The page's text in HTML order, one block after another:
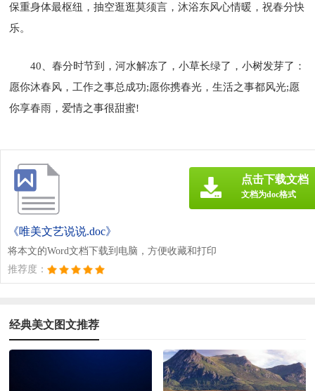
保重身体最枢纽，抽空逛逛莫须言，沐浴东风心情暖，祝春分快
乐。
40、春分时节到，河水解冻了，小草长绿了，小树发芽了：
愿你沐春风，工作之事总成功;愿你携春光，生活之事都风光;愿
你享春雨，爱情之事很甜蜜!
《唯美文艺说说.doc》
将本文的Word文档下载到电脑，方便收藏和打印
推荐度：
点击下载文档
文档为doc格式
经典美文图文推荐